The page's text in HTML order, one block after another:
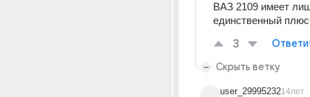
ВАЗ 2109 имеет
единственный
3
Скрыть ветку
user_2999523214лет